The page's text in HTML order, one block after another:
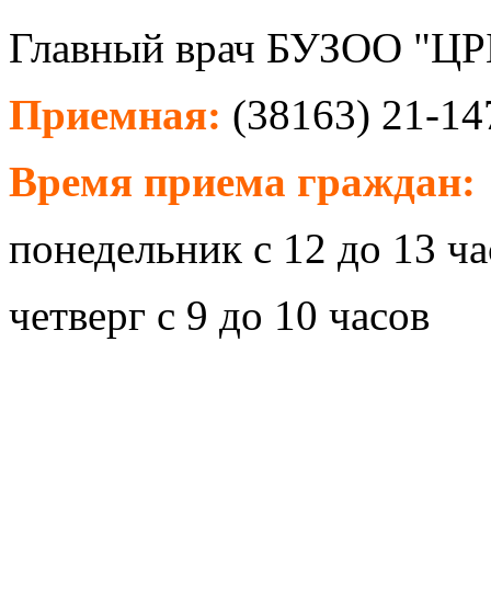
Главный врач БУЗОО
Приемная: (38163) 21-
Время приема граждан:
понедельник с 12 до 13
четверг с 9 до 10 часов